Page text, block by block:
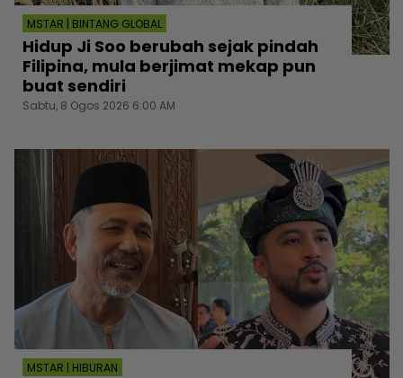
MSTAR | BINTANG GLOBAL
Hidup Ji Soo berubah sejak pindah
Filipina, mula berjimat mekap pun
buat sendiri
Sabtu, 8 Ogos 2026 6:00 AM
MSTAR | HIBURAN